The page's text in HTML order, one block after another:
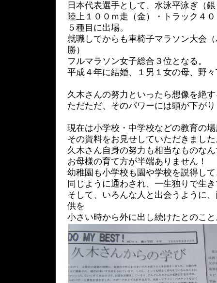
日本代表選手として、水泳平泳ぎ（
陸上１００ｍ走（金）・トラック４
５種目に出場。
就職してからも車椅子マラソン大会
勝）
フルマラソン女子総合３位となる。
平成４年に結婚、１男１女の母、野
久木さんの努力といったら想像を絶
ただただ、そのパワーには頭が下が
現在は小学校・中学校などの教育の
その資料をお見せしていただきまし
久木さん自身の努力も相当なものな
お母様の育て方が半端ありません！
幼稚園も小学校も園や学校を説得し
同じように通わされ、一生独りで生
そして、いろんな人と出会うように
供を
小さい時から外に出し続けたとのこ